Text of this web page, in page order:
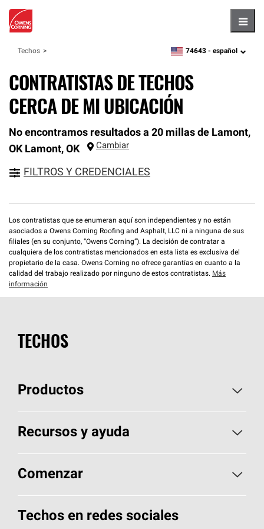
Techos zipcode,language
74643 - español
CONTRATISTAS DE TECHOS
CERCA DE MI UBICACIÓN
No encontramos resultados a 20 millas de Lamont,
OK Lamont, OK Cambiar
FILTROS Y CREDENCIALES
Los contratistas que se enumeran aquí son independientes y no están
asociados a Owens Corning Roofing and Asphalt, LLC ni a ninguna de sus
filiales (en su conjunto, “Owens Corning”). La decisión de contratar a
cualquiera de los contratistas mencionados en esta lista es exclusiva del
propietario de la casa. Owens Corning no ofrece garantías en cuanto a la
calidad del trabajo realizado por ninguno de estos contratistas. Más
información
TECHOS
Productos
Elija sus tejas
Encuentre un contratista
Componentes para techos
Recursos y ayuda
Aspectos básicos sobre techos
Herramientas de diseño y color
Comenzar
Llame al 1-800-GET-PINK®
Techos en redes sociales